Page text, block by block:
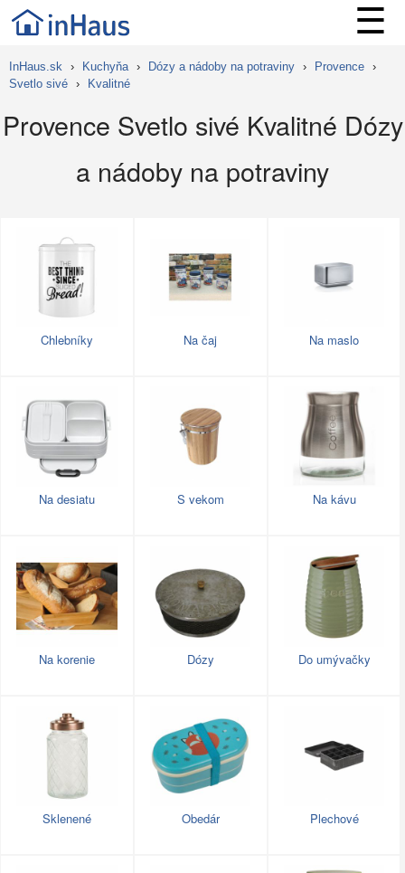
☰
InHaus.sk › Kuchyňa › Dózy a nádoby na potraviny › Provence ›
Svetlo sivé › Kvalitné
Provence Svetlo sivé Kvalitné Dózy
a nádoby na potraviny
Chlebníky Na čaj Na maslo
Na desiatu S vekom Na kávu
Na korenie Dózy Do umývačky
Sklenené Obedár Plechové